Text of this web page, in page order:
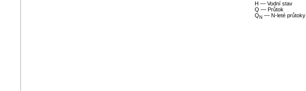
H — Vodní stav
Q — Průtok
Q N — N-leté průtoky